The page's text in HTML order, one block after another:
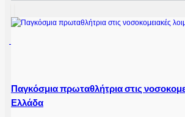
Παγκόσμια πρωταθλήτρια στις
Ελλάδα